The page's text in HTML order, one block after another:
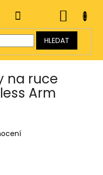
HLEDAT
KOŠÍK
na ruce
Arm